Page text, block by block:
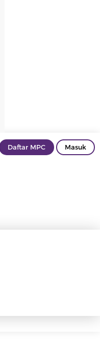
Daftar MPC Masuk